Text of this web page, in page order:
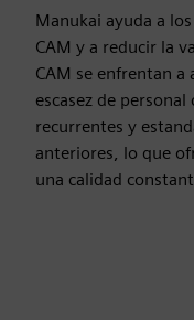
Manukai ayuda a
CAM y a reducir la
CAM se enfrentan
escasez de
recurrentes y
anteriores, lo que
una calidad